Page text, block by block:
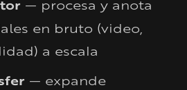
— procesa y anota
en bruto (video,
a escala
— expande